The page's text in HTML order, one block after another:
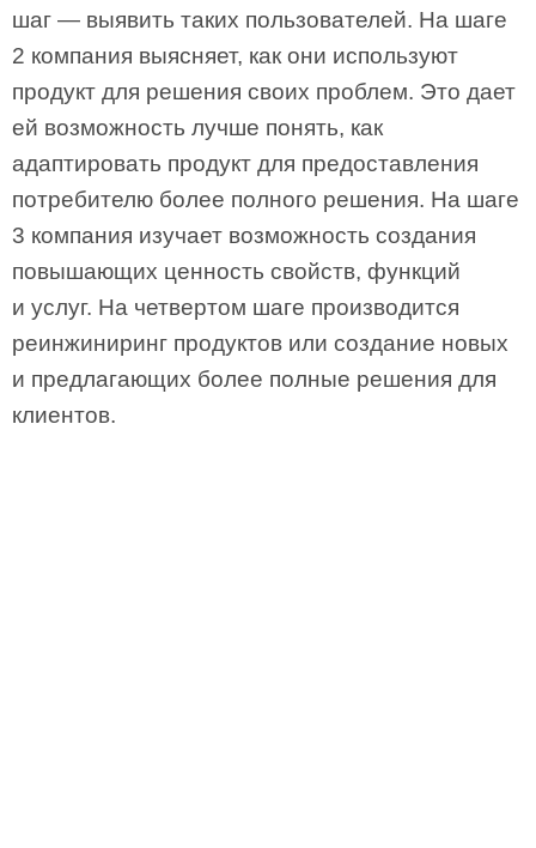
шаг — выявить таких пользователей. На шаге
2 компания выясняет, как они используют
продукт для решения своих проблем. Это дает
ей возможность лучше понять, как
адаптировать продукт для предоставления
потребителю более полного решения. На шаге
3 компания изучает возможность создания
повышающих ценность свойств, функций
и услуг. На четвертом шаге производится
реинжиниринг продуктов или создание новых
и предлагающих более полные решения для
клиентов.